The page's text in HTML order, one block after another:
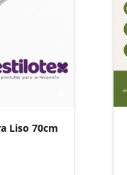
Liso 70cm